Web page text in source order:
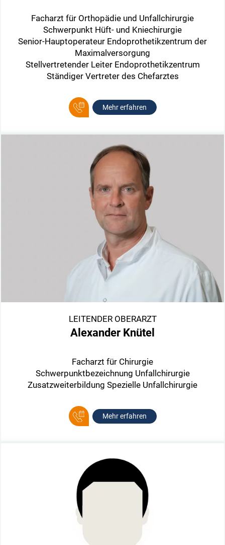
Facharzt für Orthopädie und Unfallchirurgie
Schwerpunkt Hüft- und Kniechirurgie
Senior-Hauptoperateur Endoprothetikzentrum der
Maximalversorgung
Stellvertretender Leiter Endoprothetikzentrum
Ständiger Vertreter des Chefarztes
Mehr erfahren
LEITENDER OBERARZT
Alexander Knütel
Facharzt für Chirurgie
Schwerpunktbezeichnung Unfallchirurgie
Zusatzweiterbildung Spezielle Unfallchirurgie
Mehr erfahren